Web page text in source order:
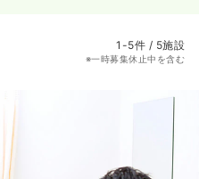
1-5件 / 5施設
※一時募集休止中を含む